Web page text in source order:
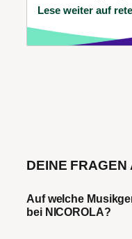
Lese weiter auf
DEINE FRAGEN
Auf welche
bei NICOROLA?